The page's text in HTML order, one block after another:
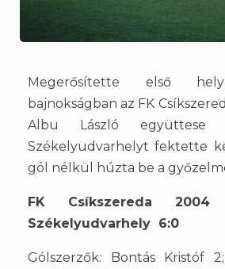
Megerősítette első
bajnokságban az FK
Albu László
Székelyudvarhelyt fektette
gól nélkül húzta be a
FK Csíkszereda
Székelyudvarhely 6:0
Gólszerzők: Bontás Kristóf